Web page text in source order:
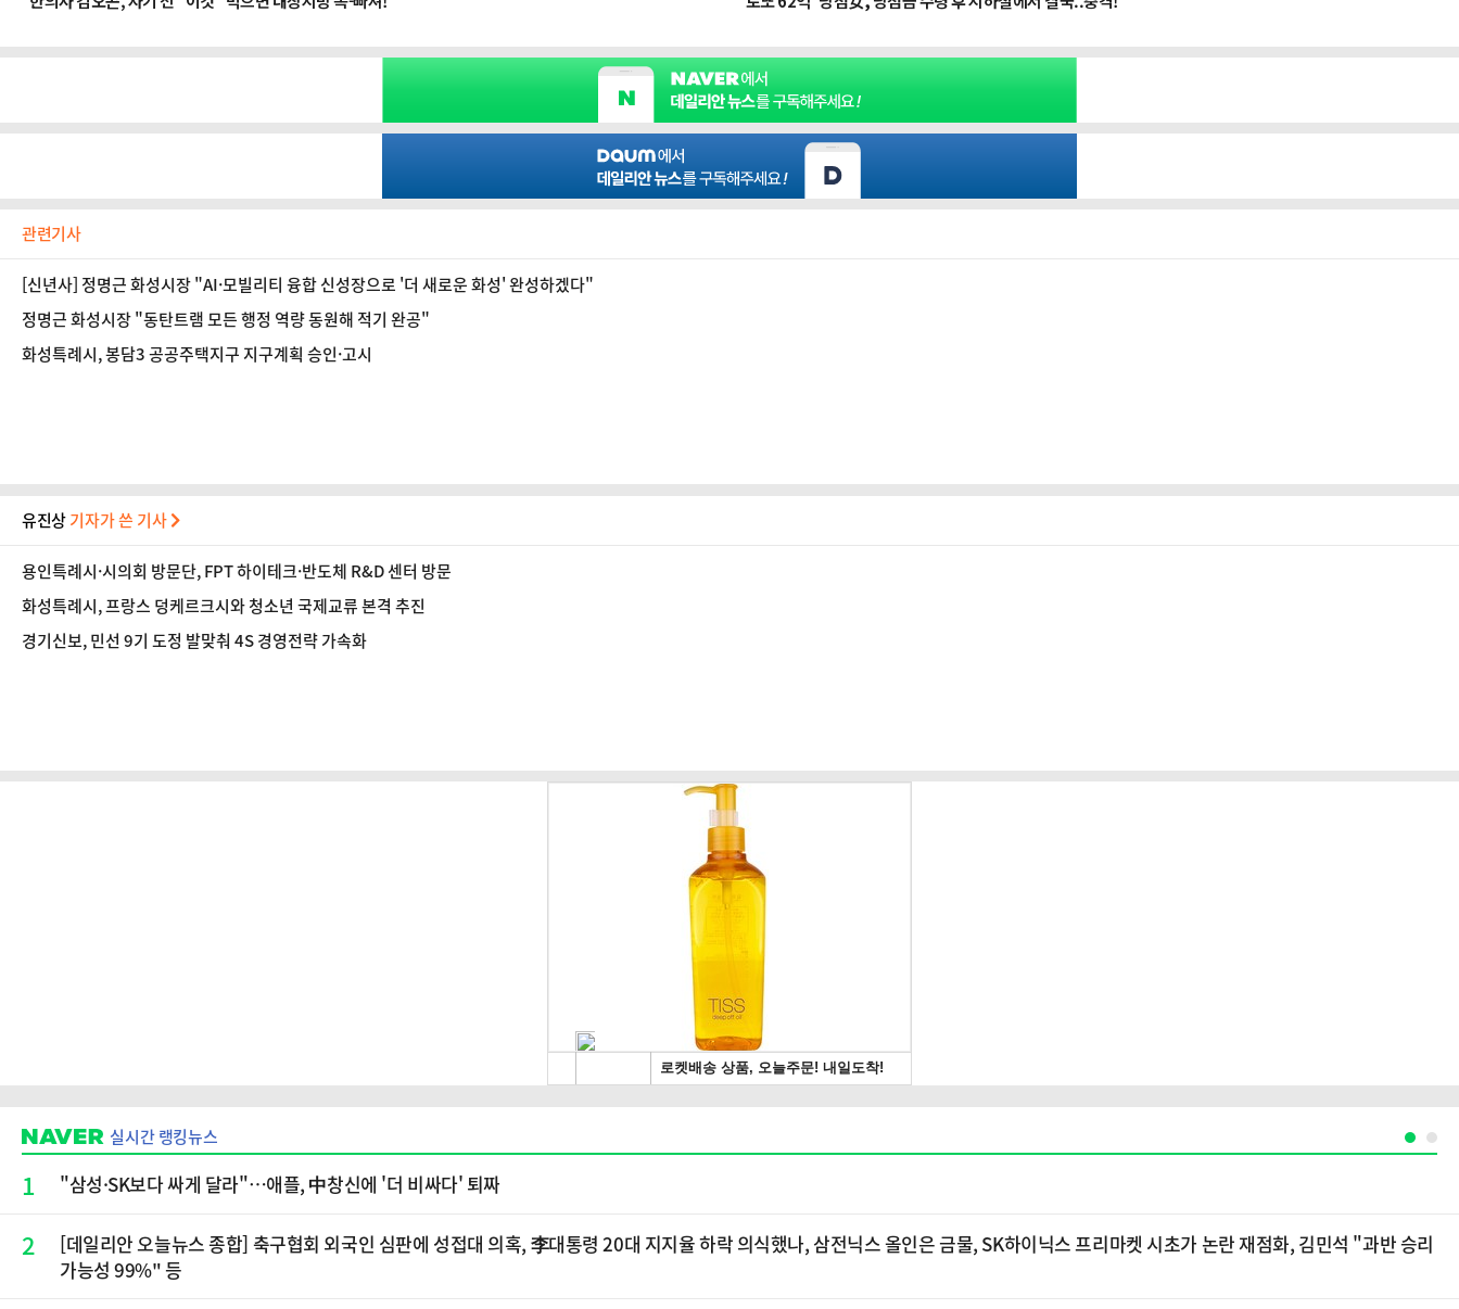
관련기사
[신년사] 정명근 화성시장 "AI·모빌리티 융합 신성장으로 '더 새로운 화성' 완성하겠다"
정명근 화성시장 "동탄트램 모든 행정 역량 동원해 적기 완공"
화성특례시, 봉담3 공공주택지구 지구계획 승인·고시
유진상기자가 쓴 기사
용인특례시·시의회 방문단, FPT 하이테크·반도체 R&D 센터 방문
화성특례시, 프랑스 덩케르크시와 청소년 국제교류 본격 추진
경기신보, 민선 9기 도정 발맞춰 4S 경영전략 가속화
실시간 랭킹뉴스
1 "삼성·SK보다 싸게 달라"…애플, 中창신에 '더 비싸다' 퇴짜
2
[데일리안 오늘뉴스 종합] 축구협회 외국인 심판에 성접대 의혹, 李대통령 20대 지지율 하락 의식했나, 삼전닉스 올인은 금물, SK하이닉스 프리마켓 시초가 논란 재점화, 김민석 "과반 승리
가능성 99%" 등